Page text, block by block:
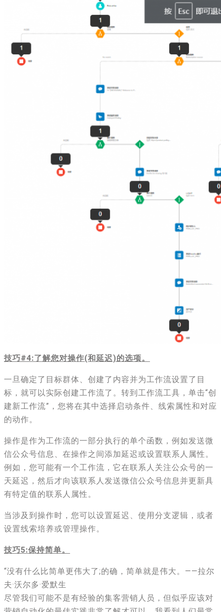
技巧#4:了解您对操作(和延迟)的选项。
一旦确定了目标群体、创建了内容并为工作流设置了目
标，就可以实际创建工作流了。转到工作流工具，单击“创
建新工作流”，您将在其中选择启动条件、线索属性和对应
的动作。
操作是作为工作流的一部分执行的单个函数，例如发送微
信公众号信息、在操作之间添加延迟或设置联系人属性。
例如，您可能有一个工作流，它在联系人关注公众号的一
天延迟，然后才向该联系人发送微信公众号信息并更新具
有特定值的联系人属性。
当涉及到操作时，您可以设置延迟、使用分支逻辑，或者
设置线索培养或管理操作。
技巧5:保持简单。
“没有什么比简单更伟大了;的确，简单就是伟大。——拉尔
夫·沃尔多·爱默生
尽管我们可能不是有经验的集客营销人员，但似乎应该对